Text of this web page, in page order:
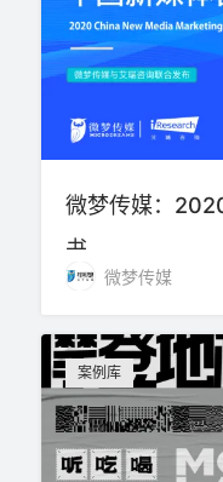
微梦传媒：
书
微梦传媒
案例库